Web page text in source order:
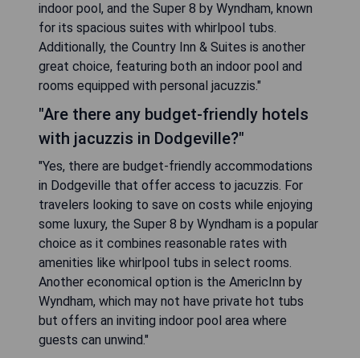
indoor pool, and the Super 8 by Wyndham, known
for its spacious suites with whirlpool tubs.
Additionally, the Country Inn & Suites is another
great choice, featuring both an indoor pool and
rooms equipped with personal jacuzzis."
"Are there any budget-friendly hotels
with jacuzzis in Dodgeville?"
"Yes, there are budget-friendly accommodations
in Dodgeville that offer access to jacuzzis. For
travelers looking to save on costs while enjoying
some luxury, the Super 8 by Wyndham is a popular
choice as it combines reasonable rates with
amenities like whirlpool tubs in select rooms.
Another economical option is the AmericInn by
Wyndham, which may not have private hot tubs
but offers an inviting indoor pool area where
guests can unwind."